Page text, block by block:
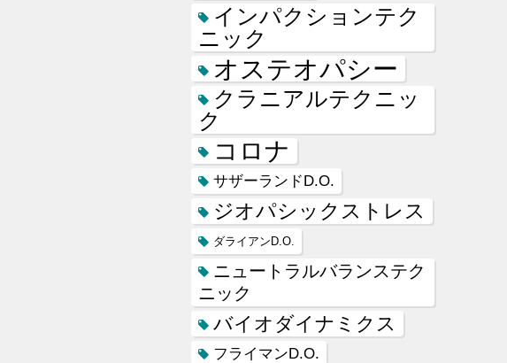
インパクションテク
ニック
オステオパシー
クラニアルテクニッ
ク
コロナ
サザーランドD.O.
ジオパシックストレス
ダライアンD.O.
ニュートラルバランステク
ニック
バイオダイナミクス
フライマンD.O.